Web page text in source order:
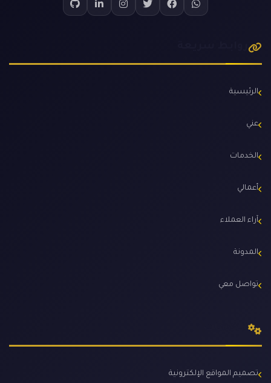
الرئيسية
عني
الخدمات
أعمالي
آراء العملاء
المدونة
تواصل معي
تصميم المواقع الإلكترونية